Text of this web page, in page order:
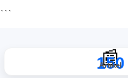
```
📰
150
Artikel